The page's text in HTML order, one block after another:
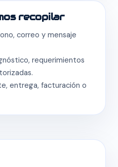
recopilar
correo y mensaje
requerimientos
entrega, facturación o